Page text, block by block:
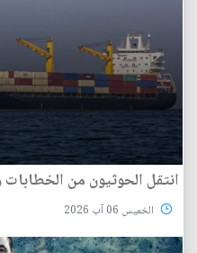
انتقل الحوثيون من الخطابات
الخميس 06 آب 2026